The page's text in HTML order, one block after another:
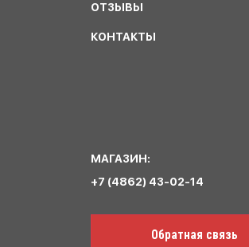
ОТЗЫВЫ
КОНТАКТЫ
МАГАЗИН:
+7 (4862) 43-02-14
Обратная связь